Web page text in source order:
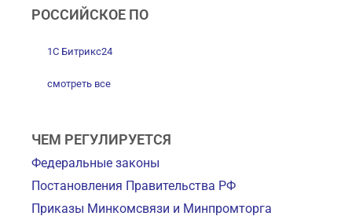
РОССИЙСКОЕ ПО
1С Битрикс24
смотреть все
ЧЕМ РЕГУЛИРУЕТСЯ
Федеральные законы
Постановления Правительства РФ
Приказы Минкомсвязи и Минпромторга